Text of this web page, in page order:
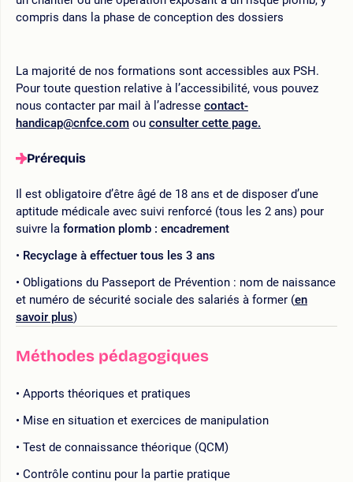
compris dans la phase de conception des dossiers
La majorité de nos formations sont accessibles aux PSH.
Pour toute question relative à l’accessibilité, vous pouvez
nous contacter par mail à l’adresse contact-
handicap@cnfce.com ou consulter cette page.
Prérequis
Il est obligatoire d’être âgé de 18 ans et de disposer d’une
aptitude médicale avec suivi renforcé (tous les 2 ans) pour
suivre la formation plomb : encadrement
Recyclage à effectuer tous les 3 ans
Obligations du Passeport de Prévention : nom de naissance
et numéro de sécurité sociale des salariés à former (en
savoir plus)
Méthodes pédagogiques
Apports théoriques et pratiques
Mise en situation et exercices de manipulation
Test de connaissance théorique (QCM)
Contrôle continu pour la partie pratique